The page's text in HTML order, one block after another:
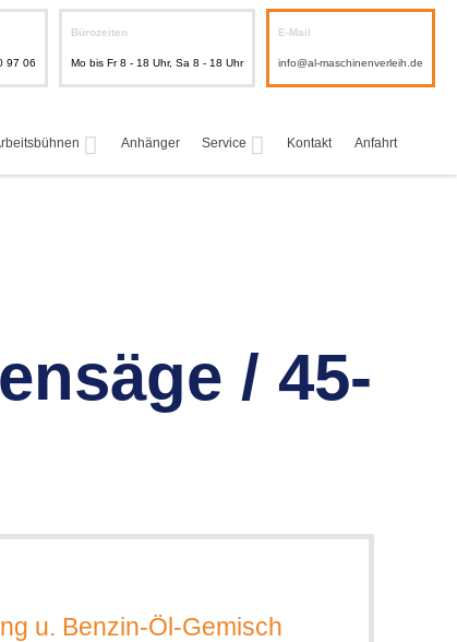
97 06
Bürozeiten
Mo bis Fr 8 - 18 Uhr, Sa 8 - 18 Uhr
E-Mail
info@al-maschinenverleih.de
Anhänger Service Kontakt Anfahrt
/ 45-
u. Benzin-Öl-Gemisch